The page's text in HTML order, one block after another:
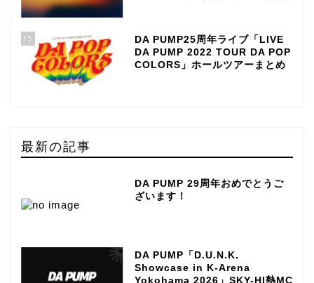
15
DA PUMP25周年ライブ「LIVE
DA PUMP 2022 TOUR DA POP
COLORS」ホールツアーまとめ
最新の記事
DA PUMP 29周年おめでとうご
ざいます！
DA PUMP「D.U.N.K.
Showcase in K-Arena
Yokohama 2026」SKY-HI熱MC